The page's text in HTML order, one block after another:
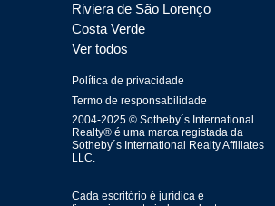
Riviera de São Lorenço
Costa Verde
Ver todos
Política de privacidade
Termo de responsabilidade
2004-2025 © Sotheby´s International
Realty® é uma marca registada da
Sotheby´s International Realty Affiliates
LLC.
Cada escritório é jurídica e